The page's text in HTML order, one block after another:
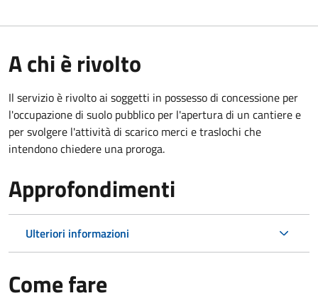
A chi è rivolto
Il servizio è rivolto ai soggetti in possesso di concessione per
l'occupazione di suolo pubblico per l'apertura di un cantiere e
per svolgere l'attività di scarico merci e traslochi che
intendono chiedere una proroga.
Approfondimenti
Ulteriori informazioni
Come fare